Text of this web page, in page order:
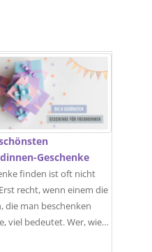
Geschenke
finden ist oft nicht
recht, wenn einem die
die man beschenken
viel bedeutet. Wer, wie…